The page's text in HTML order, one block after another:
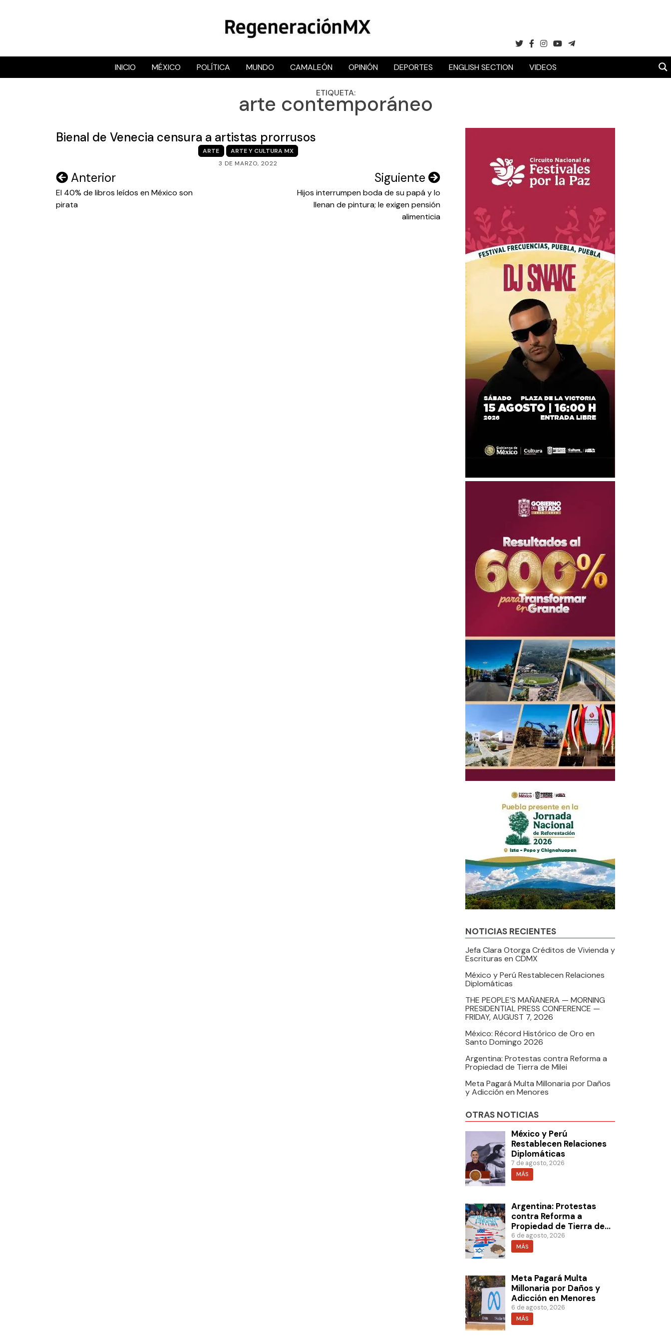
RegeneraciónMX
Sitio de noticias libre e independiente
INICIO MÉXICO POLÍTICA MUNDO CAMALEÓN OPINIÓN DEPORTES ENGLISH SECTION VIDEOS
ETIQUETA:
arte contemporáneo
Bienal de Venecia censura a artistas prorrusos
ARTE
ARTE Y CULTURA MX
3 DE MARZO, 2022
Navegación
de
entradas
Anterior
El 40% de libros leídos en México son
pirata
Siguiente
Hijos interrumpen boda de su papá y lo
llenan de pintura; le exigen pensión
alimenticia
NOTICIAS RECIENTES
Jefa Clara Otorga Créditos de Vivienda y
Escrituras en CDMX
México y Perú Restablecen Relaciones
Diplomáticas
THE PEOPLE’S MAÑANERA — MORNING
PRESIDENTIAL PRESS CONFERENCE —
FRIDAY, AUGUST 7, 2026
México: Récord Histórico de Oro en
Santo Domingo 2026
Argentina: Protestas contra Reforma a
Propiedad de Tierra de Milei
Meta Pagará Multa Millonaria por Daños
y Adicción en Menores
OTRAS NOTICIAS
México y Perú
Restablecen Relaciones
Diplomáticas
7 de agosto, 2026
MÁS
Argentina: Protestas
contra Reforma a
Propiedad de Tierra de
Milei
6 de agosto, 2026
MÁS
Meta Pagará Multa
Millonaria por Daños y
Adicción en Menores
6 de agosto, 2026
MÁS